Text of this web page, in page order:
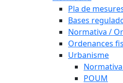
Pla de
Bases
Normativa /
Ordenances
Urbanisme
POUM